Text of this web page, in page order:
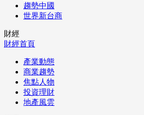
趨勢中國
世界新台商
財經
財經首頁
產業動態
商業趨勢
焦點人物
投資理財
地產風雲